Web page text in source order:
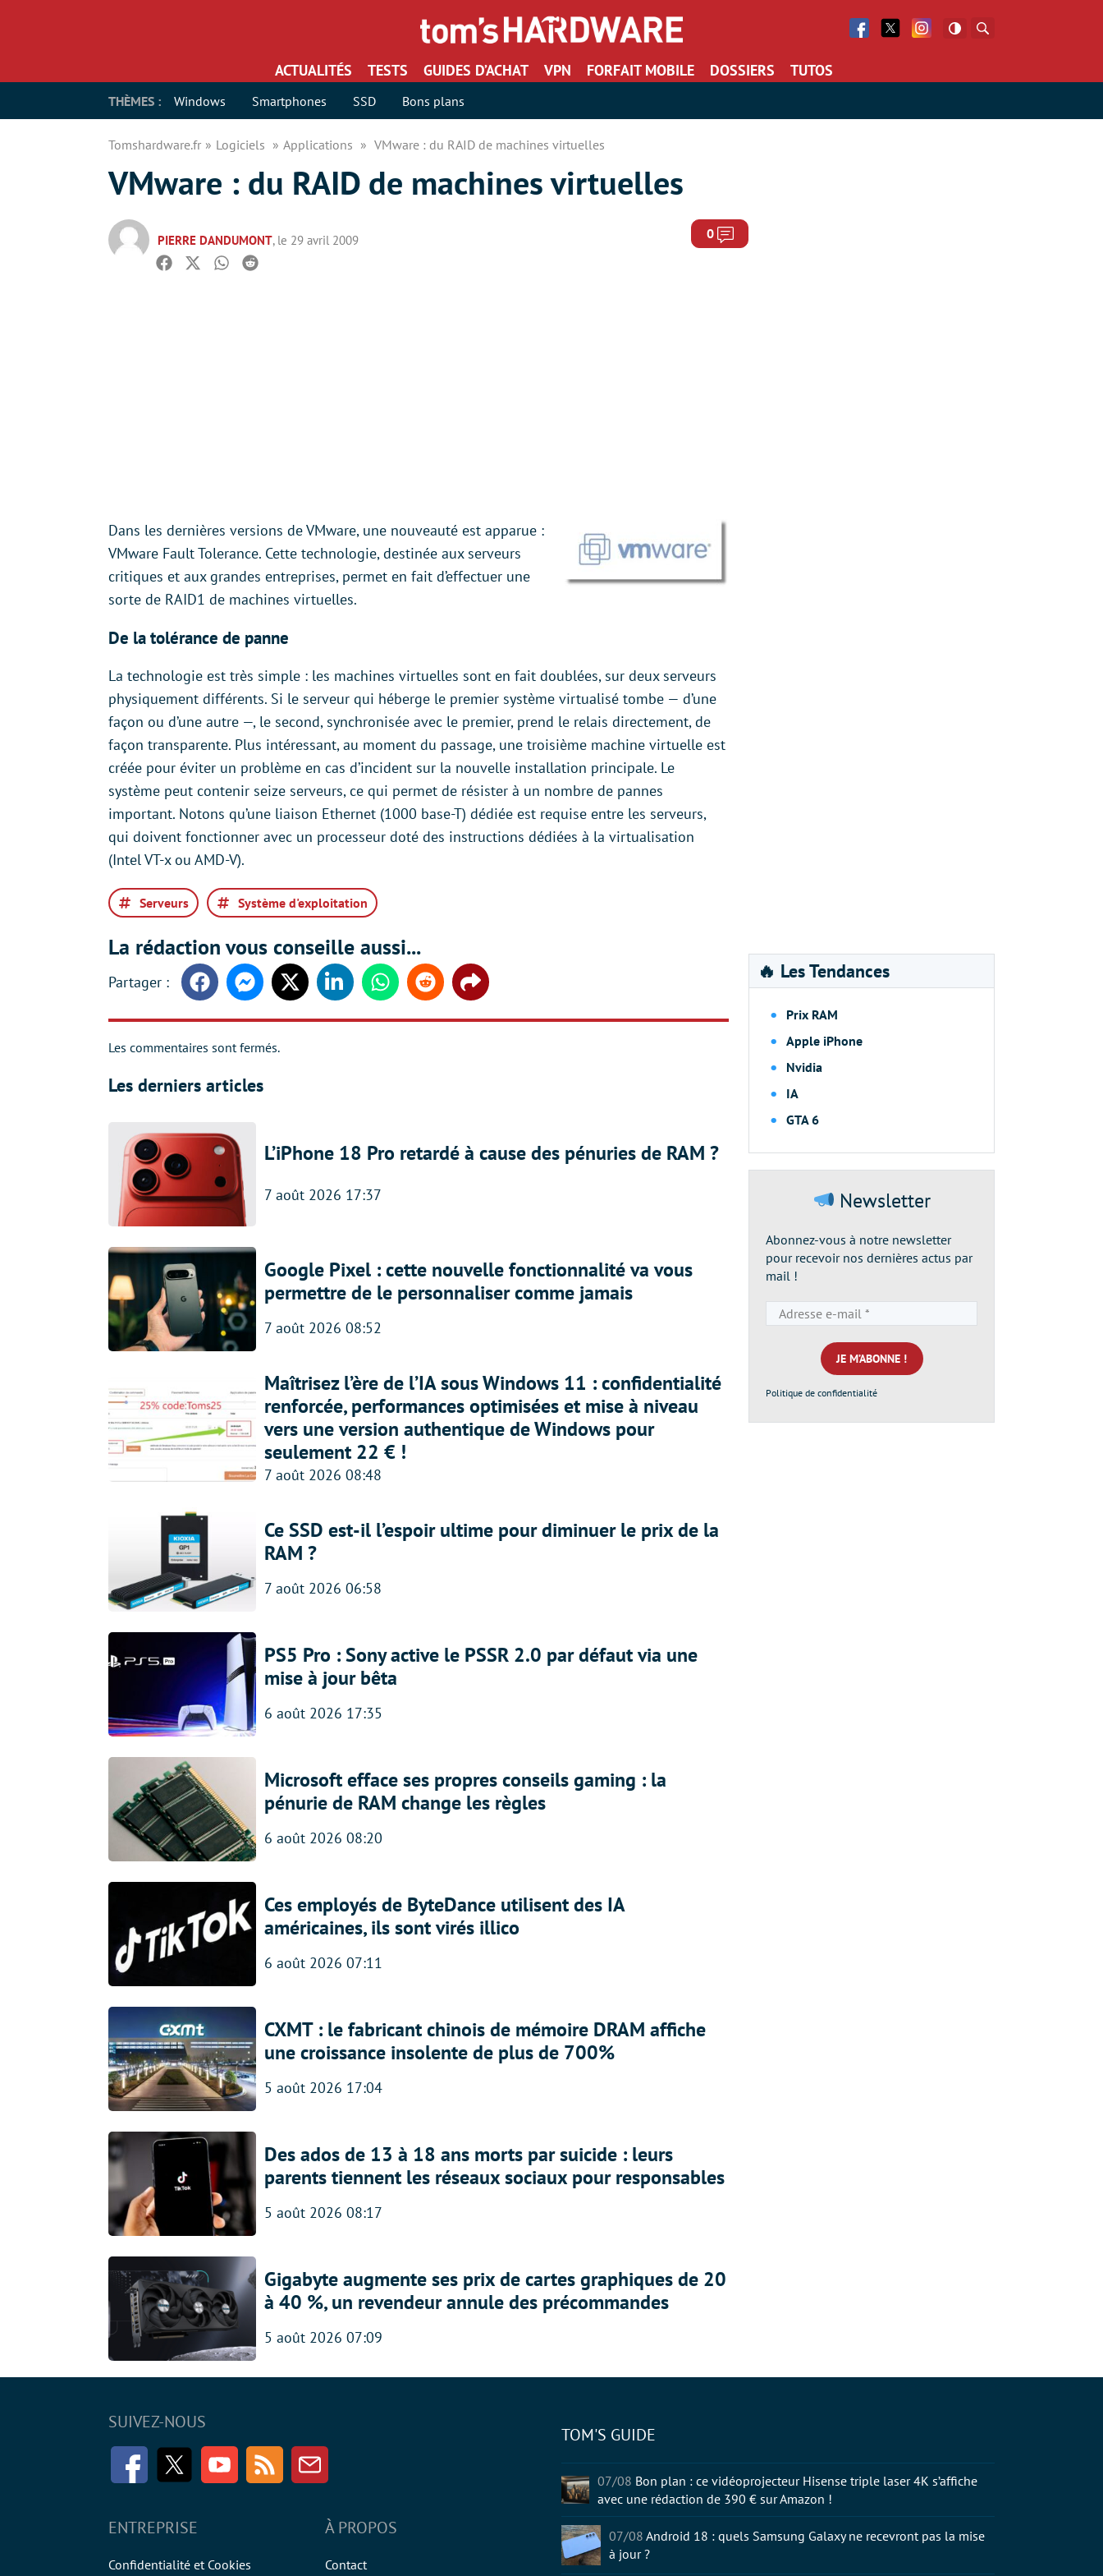
Facebook
Twitter Facebook
ACTUALITÉS TESTS GUIDES D’ACHAT VPN FORFAIT MOBILE DOSSIERS TUTOS
THÈMES : Windows Smartphones SSD Bons plans
Tomshardware.fr Logiciels Applications VMware : du RAID de machines virtuelles
VMware : du RAID de machines virtuelles
PIERRE DANDUMONT, le 29 avril 2009 0 Commentaires
Facebook
TwitterWhatsapp
Reddit
Dans les dernières versions de VMware, une nouveauté est apparue :
VMware Fault Tolerance. Cette technologie, destinée aux serveurs
critiques et aux grandes entreprises, permet en fait d’effectuer une
sorte de RAID1 de machines virtuelles.
De la tolérance de panne
La technologie est très simple : les machines virtuelles sont en fait doublées, sur deux serveurs
physiquement différents. Si le serveur qui héberge le premier système virtualisé tombe — d’une
façon ou d’une autre —, le second, synchronisée avec le premier, prend le relais directement, de
façon transparente. Plus intéressant, au moment du passage, une troisième machine virtuelle est
créée pour éviter un problème en cas d’incident sur la nouvelle installation principale. Le
système peut contenir seize serveurs, ce qui permet de résister à un nombre de pannes
important. Notons qu’une liaison Ethernet (1000 base-T) dédiée est requise entre les serveurs,
qui doivent fonctionner avec un processeur doté des instructions dédiées à la virtualisation
(Intel VT-x ou AMD-V).
Serveurs Système d'exploitation
La rédaction vous conseille aussi...
FacebookMessengerTwitter LinkedinWhatsappReddit Share
Les commentaires sont fermés.
Les derniers articles
L’iPhone 18 Pro retardé à cause des pénuries de RAM ?
7 août 2026 17:37
Google Pixel : cette nouvelle fonctionnalité va vous
permettre de le personnaliser comme jamais
7 août 2026 08:52
Maîtrisez l’ère de l’IA sous Windows 11 : confidentialité
renforcée, performances optimisées et mise à niveau
vers une version authentique de Windows pour
seulement 22 € !
7 août 2026 08:48
Ce SSD est-il l’espoir ultime pour diminuer le prix de la
RAM ?
7 août 2026 06:58
PS5 Pro : Sony active le PSSR 2.0 par défaut via une
mise à jour bêta
6 août 2026 17:35
Microsoft efface ses propres conseils gaming : la
pénurie de RAM change les règles
6 août 2026 08:20
Ces employés de ByteDance utilisent des IA
américaines, ils sont virés illico
6 août 2026 07:11
CXMT : le fabricant chinois de mémoire DRAM affiche
une croissance insolente de plus de 700%
5 août 2026 17:04
Des ados de 13 à 18 ans morts par suicide : leurs
parents tiennent les réseaux sociaux pour responsables
5 août 2026 08:17
Gigabyte augmente ses prix de cartes graphiques de 20
à 40 %, un revendeur annule des précommandes
5 août 2026 07:09
🔥 Les Tendances
Prix RAM
Apple iPhone
Nvidia
IA
GTA 6
Newsletter
Abonnez-vous à notre newsletter
pour recevoir nos dernières actus par
mail !
e-
mail
*
Politique de confidentialité
SUIVEZ-NOUS
FacebookTwitter Youtube RSS Newsletter
ENTREPRISE
Confidentialité et Cookies
À PROPOS
Contact
TOM'S GUIDE
07/08 Bon plan : ce vidéoprojecteur Hisense triple laser 4K s’affiche
avec une rédaction de 390 € sur Amazon !
07/08 Android 18 : quels Samsung Galaxy ne recevront pas la mise
à jour ?